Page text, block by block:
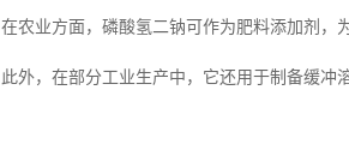
在农业方面，磷酸氢二钠可作为肥料添加剂，
此外，在部分工业生产中，它还用于制备缓冲